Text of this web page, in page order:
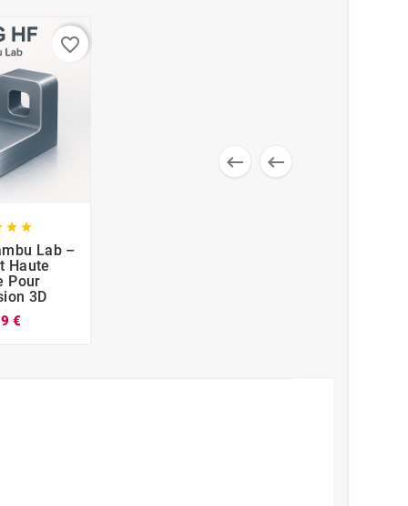
 

 
Lab –
Haute
Pour
3D
€
favorite_border